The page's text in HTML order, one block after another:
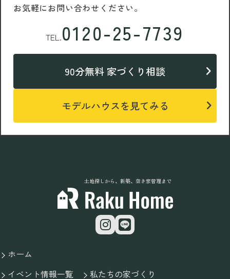
お気軽にお問い合わせください。
TEL.0120-25-7739
90分無料 家づくり相談
モデルハウスを見てみる
土地探しから、新築、空き家管理まで
ホーム
イベント情報一覧
私たちの家づくり